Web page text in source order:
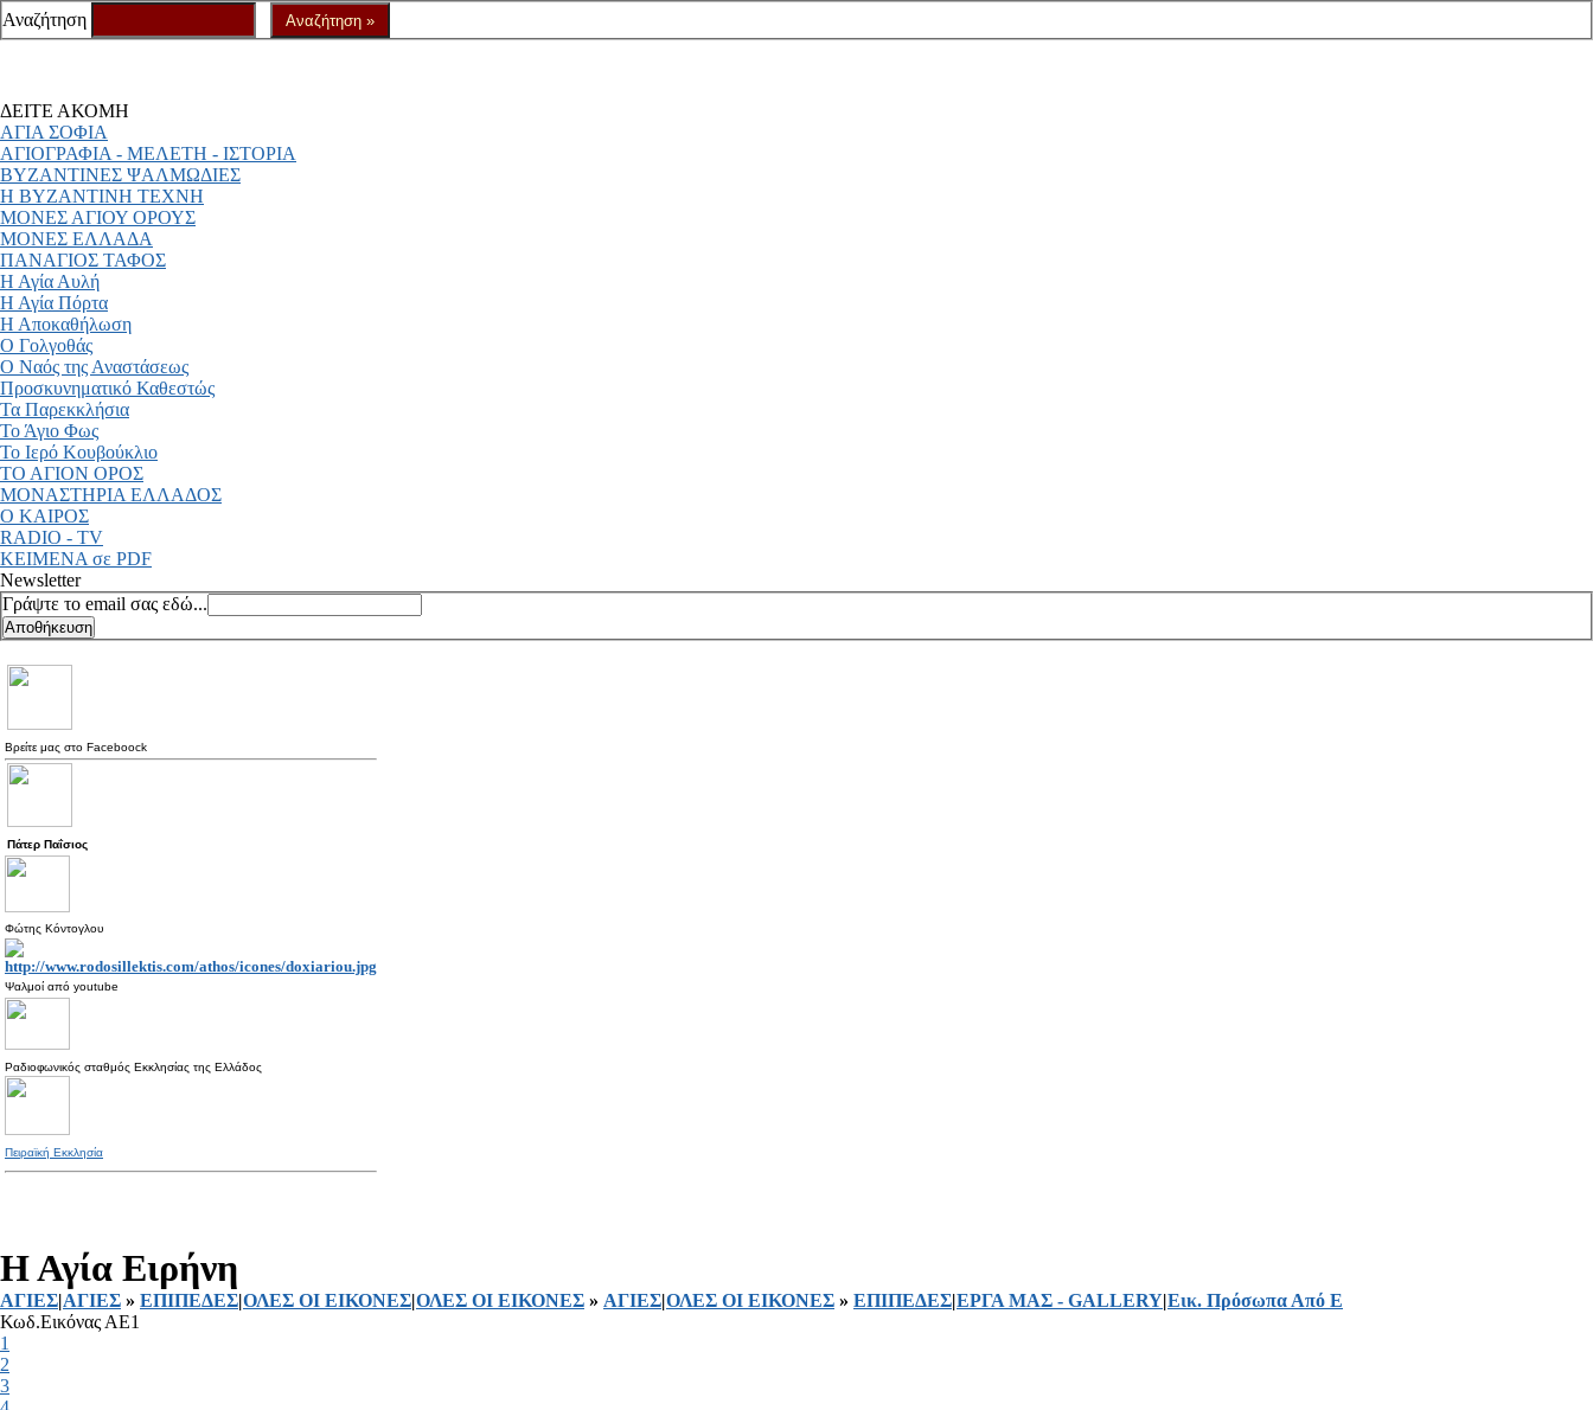
Αναζήτηση
ΔΕΙΤΕ ΑΚΟΜΗ
ΑΓΙΑ ΣΟΦΙΑ
ΑΓΙΟΓΡΑΦΙΑ - ΜΕΛΕΤΗ - ΙΣΤΟΡΙΑ
ΒΥΖΑΝΤΙΝΕΣ ΨΑΛΜΩΔΙΕΣ
Η ΒΥΖΑΝΤΙΝΗ ΤΕΧΝΗ
ΜΟΝΕΣ ΑΓΙΟΥ ΟΡΟΥΣ
ΜΟΝΕΣ ΕΛΛΑΔΑ
ΠΑΝΑΓΙΟΣ ΤΑΦΟΣ
Η Αγία Αυλή
Η Αγία Πόρτα
Η Αποκαθήλωση
Ο Γολγοθάς
Ο Ναός της Αναστάσεως
Προσκυνηματικό Καθεστώς
Τα Παρεκκλήσια
Το Άγιο Φως
Το Ιερό Κουβούκλιο
ΤΟ ΑΓΙΟΝ ΟΡΟΣ
ΜΟΝΑΣΤΗΡΙΑ ΕΛΛΑΔΟΣ
Ο ΚΑΙΡΟΣ
RADIO - TV
ΚΕΙΜΕΝΑ σε PDF
Newsletter
Γράψτε το email σας εδώ...
Βρείτε μας στο Faceboock
Πάτερ Παΐσιος
Φώτης Κόντογλου
Ψαλμοί από youtube
Ραδιοφωνικός σταθμός Εκκλησίας της Ελλάδος
Πειραϊκή Εκκλησία
Η Αγία Ειρήνη
ΑΓΙΕΣ|ΑΓΙΕΣ » ΕΠΙΠΕΔΕΣ|ΟΛΕΣ ΟΙ ΕΙΚΟΝΕΣ|ΟΛΕΣ ΟΙ ΕΙΚΟΝΕΣ » ΑΓΙΕΣ|ΟΛΕΣ ΟΙ ΕΙΚΟΝΕΣ » ΕΠΙΠΕΔΕΣ|ΕΡΓΑ ΜΑΣ - GALLERY|Εικ. Πρόσωπα Από Ε
Κωδ.Εικόνας ΑΕ1
1
2
3